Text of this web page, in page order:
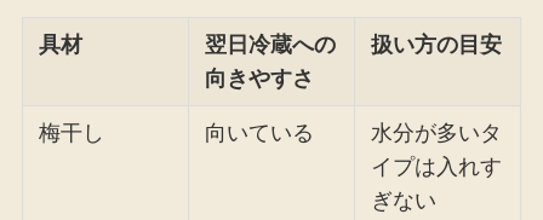
具材
翌日冷蔵への
向きやすさ
扱い方の目安
梅干し 向いている
水分が多いタ
イプは入れす
ぎない